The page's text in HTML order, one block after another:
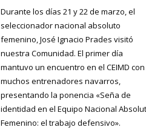
Durante los días 21 y 22 de marzo, el
seleccionador nacional absoluto
femenino, José Ignacio Prades visitó
nuestra Comunidad. El primer día
mantuvo un encuentro en el CEIMD con
muchos entrenadores navarros,
presentando la ponencia «Seña de
identidad en el Equipo Nacional
Femenino: el trabajo defensivo».